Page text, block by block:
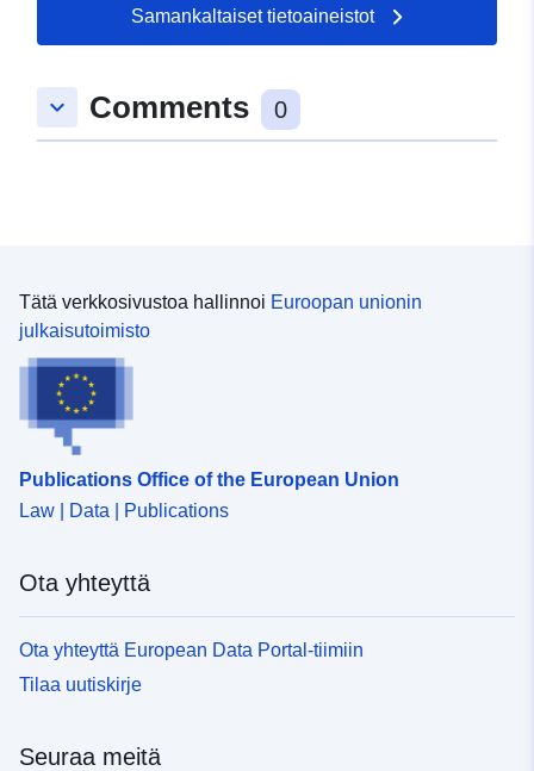
50.3 ], [ 5.8, 52.6 ] ]
Tyyppi: Polygon
Vastaa:
Tietoaineistolinkki:
http://data.europa.eu/eli/reg/2009/
Samankaltaiset tietoaineistot
keyboard_arrow_down Comments 0
Tätä verkkosivustoa hallinnoi Euroopan unionin
julkaisutoimisto
Publications Office of the European Union
Law | Data | Publications
Ota yhteyttä
Ota yhteyttä European Data Portal-tiimiin
Tilaa uutiskirje
Seuraa meitä